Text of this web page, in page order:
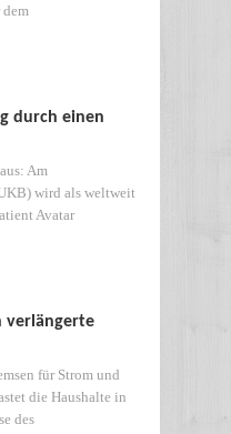
durch einen
Am
wird als weltweit
Avatar
verlängerte
für Strom und
die Haushalte in
des